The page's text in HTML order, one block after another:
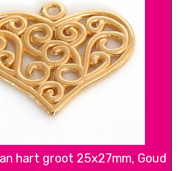
hart groot 25x27mm, Goud